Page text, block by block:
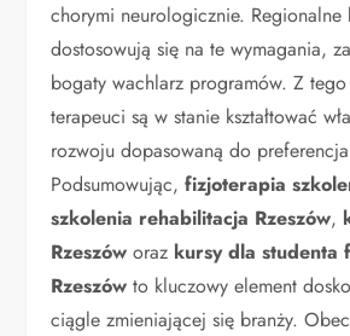
chorymi neurologicznie. Regionalne
dostosowują się na te wymagania,
bogaty wachlarz programów. Z
terapeuci są w stanie kształtować
rozwoju dopasowaną do
Podsumowując,fizjoterapia
szkolenia rehabilitacja Rzeszów,
Rzeszów oraz kursy dla studenta
Rzeszów to kluczowy element
ciągle zmieniającej się branży.